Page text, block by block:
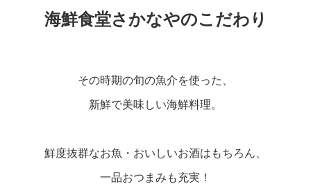
海鮮食堂さかなやのこだわり
その時期の旬の魚介を使った、
新鮮で美味しい海鮮料理。
鮮度抜群なお魚・おいしいお酒はもちろん、
一品おつまみも充実！